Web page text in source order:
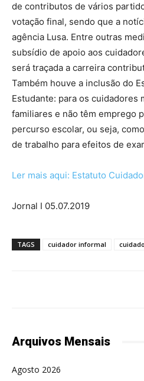
de contributos de vários
votação final, sendo que a
agência Lusa. Entre outras
subsídio de apoio aos
será traçada a carreira
Também houve a inclusão do
Estudante: para os cuidadores
familiares e não têm emprego
percurso escolar, ou seja,
de trabalho para efeitos de
Ler mais aqui: Estatuto
Jornal I 05.07.2019
TAGS cuidador informal
Arquivos Mensais
Agosto 2026